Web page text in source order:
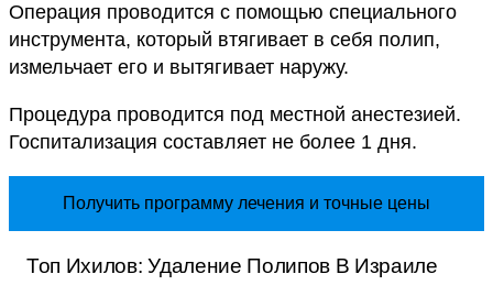
Операция проводится с помощью специального
инструмента, который втягивает в себя полип,
измельчает его и вытягивает наружу.
Процедура проводится под местной анестезией.
Госпитализация составляет не более 1 дня.
Получить программу лечения и точные цены
Топ Ихилов: Удаление Полипов В Израиле